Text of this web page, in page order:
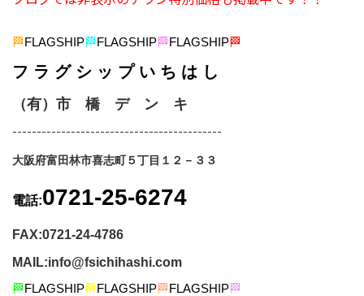
🏁 FLAGSHIP🏁 FLAGSHIP🏁 FLAGSHIP🏁
フ ラ グ シ ッ プ い ち は し
（有）市 橋 デ ン キ
-------------------------------------------
大阪府富田林市喜志町５丁目１２－３３
電話:0721-25-6274
FAX:0721-24-4786
MAIL:info@fsichihashi.com
🏁 FLAGSHIP🏁 FLAGSHIP🏁 FLAGSHIP🏁